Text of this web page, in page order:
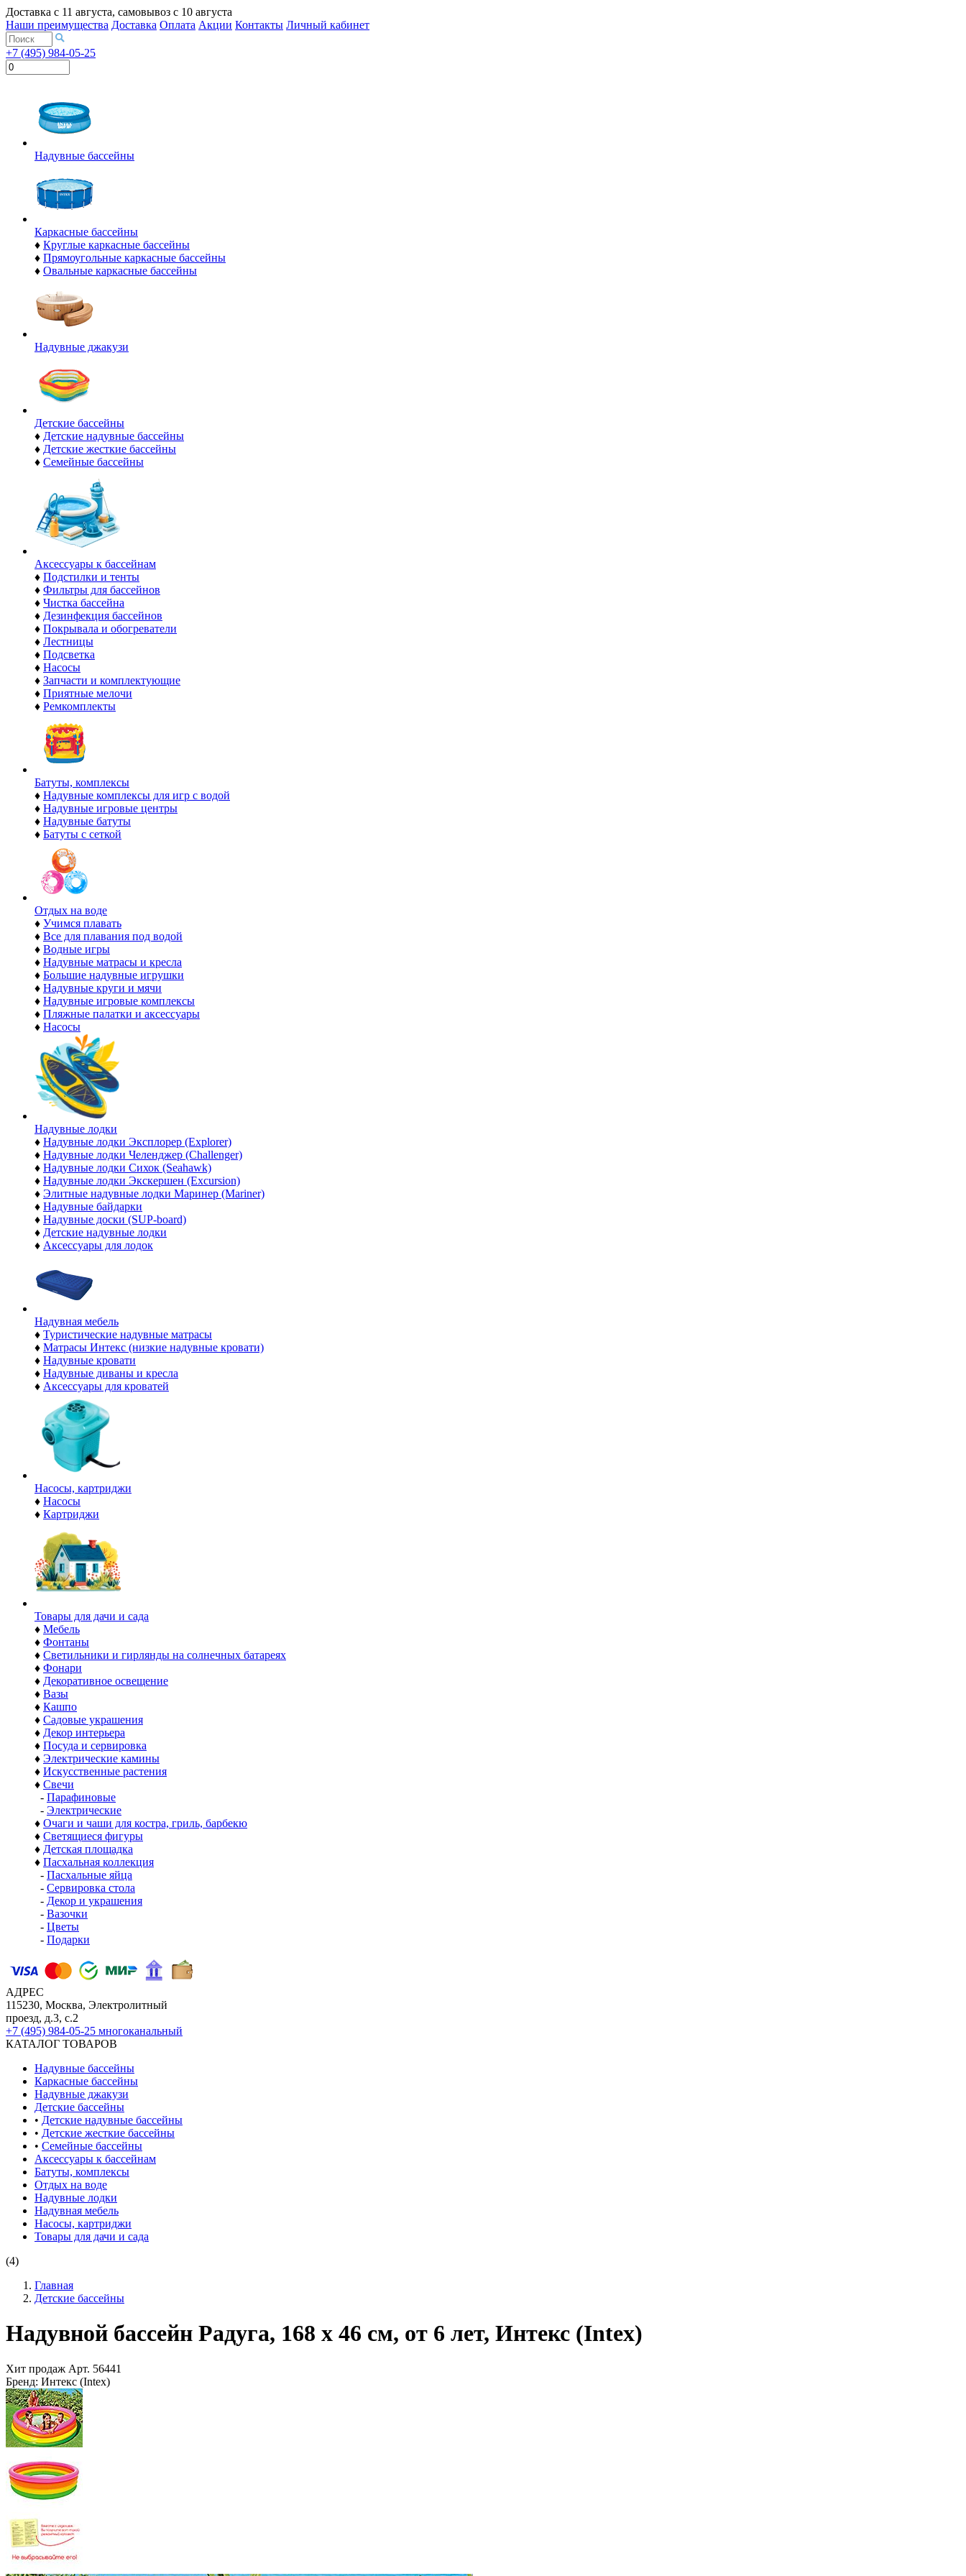
Доставка с 11 августа, самовывоз с 10 августа
Наши преимущества Доставка Оплата Акции Контакты Личный кабинет
+7 (495) 984-05-25
Надувные бассейны
Каркасные бассейны
♦ Круглые каркасные бассейны
♦ Прямоугольные каркасные бассейны
♦ Овальные каркасные бассейны
Надувные джакузи
Детские бассейны
♦ Детские надувные бассейны
♦ Детские жесткие бассейны
♦ Семейные бассейны
Аксессуары к бассейнам
♦ Подстилки и тенты
♦ Фильтры для бассейнов
♦ Чистка бассейна
♦ Дезинфекция бассейнов
♦ Покрывала и обогреватели
♦ Лестницы
♦ Подсветка
♦ Насосы
♦ Запчасти и комплектующие
♦ Приятные мелочи
♦ Ремкомплекты
Батуты, комплексы
♦ Надувные комплексы для игр с водой
♦ Надувные игровые центры
♦ Надувные батуты
♦ Батуты с сеткой
Отдых на воде
♦ Учимся плавать
♦ Все для плавания под водой
♦ Водные игры
♦ Надувные матрасы и кресла
♦ Большие надувные игрушки
♦ Надувные круги и мячи
♦ Надувные игровые комплексы
♦ Пляжные палатки и аксессуары
♦ Насосы
Надувные лодки
♦ Надувные лодки Эксплорер (Explorer)
♦ Надувные лодки Челенджер (Challenger)
♦ Надувные лодки Сихок (Seahawk)
♦ Надувные лодки Экскершен (Excursion)
♦ Элитные надувные лодки Маринер (Mariner)
♦ Надувные байдарки
♦ Надувные доски (SUP-board)
♦ Детские надувные лодки
♦ Аксессуары для лодок
Надувная мебель
♦ Туристические надувные матрасы
♦ Матрасы Интекс (низкие надувные кровати)
♦ Надувные кровати
♦ Надувные диваны и кресла
♦ Аксессуары для кроватей
Насосы, картриджи
♦ Насосы
♦ Картриджи
Товары для дачи и сада
♦ Мебель
♦ Фонтаны
♦ Светильники и гирлянды на солнечных батареях
♦ Фонари
♦ Декоративное освещение
♦ Вазы
♦ Кашпо
♦ Садовые украшения
♦ Декор интерьера
♦ Посуда и сервировка
♦ Электрические камины
♦ Искусственные растения
♦ Свечи
- Парафиновые
- Электрические
♦ Очаги и чаши для костра, гриль, барбекю
♦ Светящиеся фигуры
♦ Детская площадка
♦ Пасхальная коллекция
- Пасхальные яйца
- Сервировка стола
- Декор и украшения
- Вазочки
- Цветы
- Подарки
АДРЕС
115230, Москва, Электролитный
проезд, д.3, с.2
+7 (495) 984-05-25 многоканальный
КАТАЛОГ ТОВАРОВ
Надувные бассейны
Каркасные бассейны
Надувные джакузи
Детские бассейны
• Детские надувные бассейны
• Детские жесткие бассейны
• Семейные бассейны
Аксессуары к бассейнам
Батуты, комплексы
Отдых на воде
Надувные лодки
Надувная мебель
Насосы, картриджи
Товары для дачи и сада
(4)
Главная
Детские бассейны
Надувной бассейн Радуга, 168 х 46 см, от 6 лет, Интекс (Intex)
Хит продаж Арт. 56441
Бренд: Интекс (Intex)